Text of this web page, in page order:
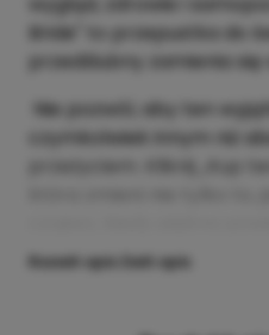
Bride" to przepustka do
przedślubny zamienia się
Nie pozwól, aby ten
czymkolwiek innym niż
Rozwiń opis Zwiń opis